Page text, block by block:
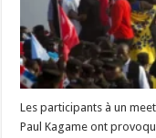
Les participants à un
Paul Kagame ont